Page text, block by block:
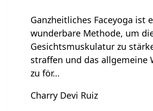
Ganzheitliches Faceyoga ist
wunderbare Methode, um
Gesichtsmuskulatur zu
straffen und das allgemeine
zu för…
Charry Devi Ruiz